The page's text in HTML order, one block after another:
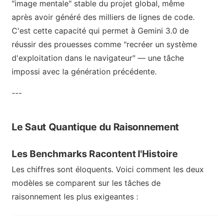
"image mentale" stable du projet global, même
après avoir généré des milliers de lignes de code.
C'est cette capacité qui permet à Gemini 3.0 de
réussir des prouesses comme "recréer un système
d'exploitation dans le navigateur" — une tâche
impossi avec la génération précédente.
---
Le Saut Quantique du Raisonnement
Les Benchmarks Racontent l'Histoire
Les chiffres sont éloquents. Voici comment les deux
modèles se comparent sur les tâches de
raisonnement les plus exigeantes :